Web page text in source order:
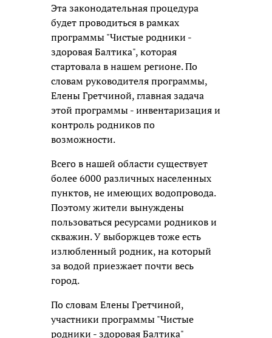
Эта законодательная процедура
будет проводиться в рамках
программы "Чистые родники -
здоровая Балтика", которая
стартовала в нашем регионе. По
словам руководителя программы,
Елены Гретчиной, главная задача
этой программы - инвентаризация и
контроль родников по
возможности.
Всего в нашей области существует
более 6000 различных населенных
пунктов, не имеющих водопровода.
Поэтому жители вынуждены
пользоваться ресурсами родников и
скважин. У выборжцев тоже есть
излюбленный родник, на который
за водой приезжает почти весь
город.
По словам Елены Гретчиной,
участники программы "Чистые
родники - здоровая Балтика"